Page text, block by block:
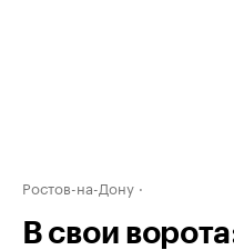
Ростов-на-Дону
В свои